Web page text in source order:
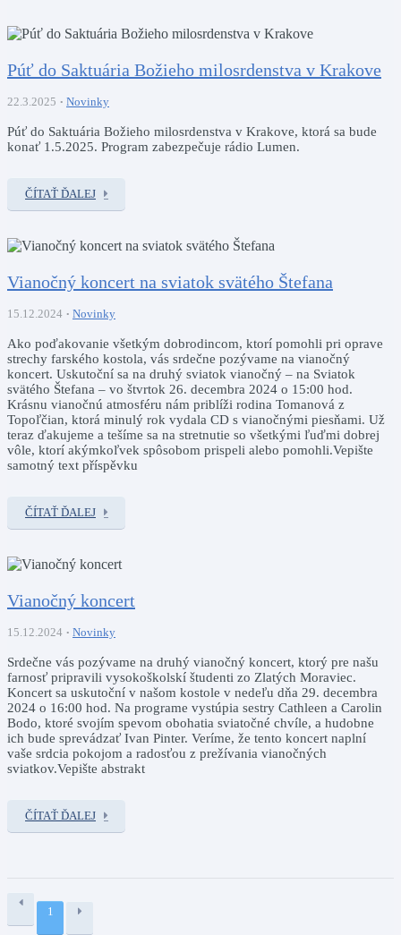
Púť do Saktuária Božieho milosrdenstva v Krakove
22.3.2025 Novinky
Púť do Saktuária Božieho milosrdenstva v Krakove, ktorá sa bude
konať 1.5.2025. Program zabezpečuje rádio Lumen.
ČÍTAŤ ĎALEJ
Vianočný koncert na sviatok svätého Štefana
15.12.2024 Novinky
Ako poďakovanie všetkým dobrodincom, ktorí pomohli pri oprave
strechy farského kostola, vás srdečne pozývame na vianočný
koncert. Uskutoční sa na druhý sviatok vianočný – na Sviatok
svätého Štefana – vo štvrtok 26. decembra 2024 o 15:00 hod.
Krásnu vianočnú atmosféru nám priblíži rodina Tomanová z
Topoľčian, ktorá minulý rok vydala CD s vianočnými piesňami. Už
teraz ďakujeme a tešíme sa na stretnutie so všetkými ľuďmi dobrej
vôle, ktorí akýmkoľvek spôsobom prispeli alebo pomohli.Vepište
samotný text příspěvku
ČÍTAŤ ĎALEJ
Vianočný koncert
15.12.2024 Novinky
Srdečne vás pozývame na druhý vianočný koncert, ktorý pre našu
farnosť pripravili vysokoškolskí študenti zo Zlatých Moraviec.
Koncert sa uskutoční v našom kostole v nedeľu dňa 29. decembra
2024 o 16:00 hod. Na programe vystúpia sestry Cathleen a Carolin
Bodo, ktoré svojím spevom obohatia sviatočné chvíle, a hudobne
ich bude sprevádzať Ivan Pinter. Veríme, že tento koncert naplní
vaše srdcia pokojom a radosťou z prežívania vianočných
sviatkov.Vepište abstrakt
ČÍTAŤ ĎALEJ
1